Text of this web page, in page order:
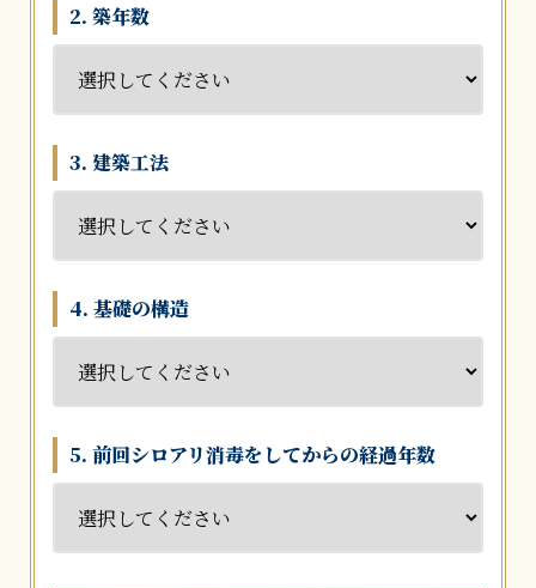
2. 築年数
3. 建築工法
4. 基礎の構造
5. 前回シロアリ消毒をしてからの経過年数